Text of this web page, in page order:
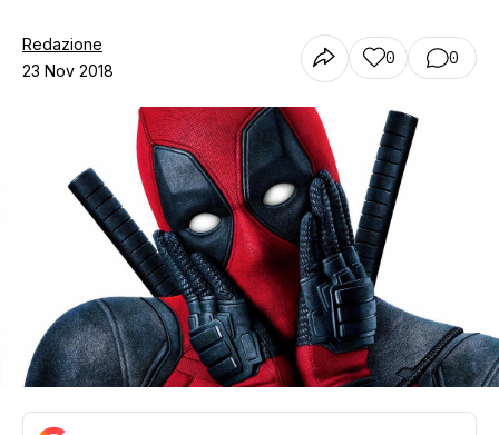
Chi siamo
Redazione
23 Nov 2018
0 0